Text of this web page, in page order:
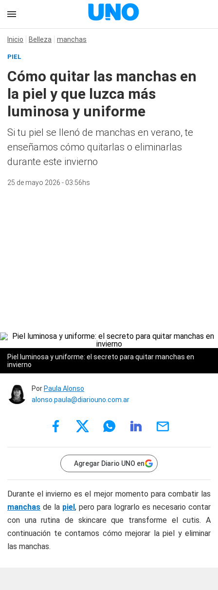
Inicio Belleza manchas
PIEL
Cómo quitar las manchas en
la piel y que luzca más
luminosa y uniforme
Si tu piel se llenó de manchas en verano, te
enseñamos cómo quitarlas o eliminarlas
durante este invierno
25 de mayo 2026 - 03:56hs
Piel luminosa y uniforme: el secreto para quitar manchas en
invierno
Por Paula Alonso
alonso.paula@diariouno.com.ar
Agregar Diario UNO en
Durante el invierno es el mejor momento para combatir las
manchas de la piel, pero para lograrlo es necesario contar
con una rutina de skincare que transforme el cutis. A
continuación te contamos cómo mejorar la piel y eliminar
las manchas.